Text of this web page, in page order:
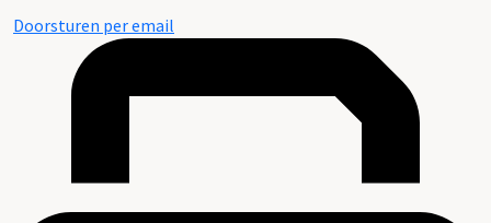
Doorsturen per email